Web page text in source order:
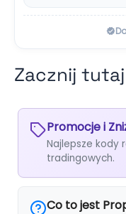
Zacznij tutaj
Promocje i
Najlepsze kody
tradingowych.
Co to jest